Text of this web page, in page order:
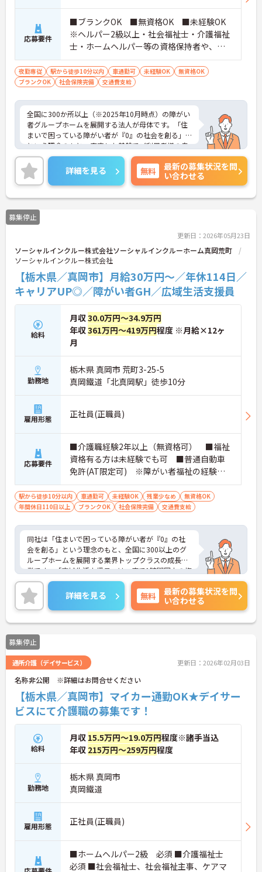
応募要件
■ブランクOK ■無資格OK ■未経験OK
※ヘルパー2級以上・社会福祉士・介護福祉
士・ホームヘルパー等の資格保持者や、福
祉系業務経験者、障害者支援施設経験者、
生活支援員、障害者支援員、就労支援員、
生活相談員等の経験歓迎
夜勤専従 駅から徒歩10分以内 車通勤可 未経験OK
無資格OK
ブランクOK
社会保険完備 交通費支給
全国に300か所以上（※2025年10月時点）の障がい
者グループホームを展開する法人が母体です。「住
まいで困っている障がい者が『0』の社会を創る」
という理念のもと、安定した基盤でご利用者様の自
立を支援しています。週1日からの勤務が可能で、W
ワークや扶養内での勤務も歓迎しており、ご自身の
ペースで働けます。20代から60代まで幅広い世代が
活躍中で、未経験や無資格の方でも安心してスター
トできるよう、先輩スタッフが丁寧にサポートしま
す。昇給の機会は年2回あり、頑張りが評価される環
境です。正社員登用制度や産休・育休制度も整って
られます。介護に挑戦したい方や、空いた時間を有
効活用したい方におすすめです。ご興味のある方は
詳細等をお伝えしますので、お気軽にお問い合わせ
ください。
詳細を見る 無料
最新の募集状況を問
い合わせる
募集停止
更新日：2026年05月23日
ソーシャルインクルー株式会社ソーシャルインクルーホーム真岡荒町
ソーシャルインクルー株式会社
【栃木県／真岡市】月給30万円～／年休114日／
キャリアUP◎／障がい者GH／広域生活支援員
給料
月収30.0万円～34.9万円
年収361万円～419万円程度 ※月給×12ヶ
月
勤務地
栃木県 真岡市 荒町3-25-5
真岡鐵道「北真岡駅」徒歩10分
雇用形態 正社員(正職員)
応募要件
■介護職経験2年以上（無資格可） ■福祉
資格有る方は未経験でも可 ■普通自動車
免許(AT限定可) ※障がい者福祉の経験は
不問です。※実務経験2年以上の方、障がい
者福祉に関する経験をお持ちの方大歓迎
駅から徒歩10分以内 車通勤可 未経験OK 残業少なめ
無資格OK
年間休日110日以上
ブランクOK 社会保険完備 交通費支給
同社は「住まいで困っている障がい者が『0』の社
会を創る」という理念のもと、全国に300以上のグ
ループホームを展開する業界トップクラスの成長企
業です。「広域生活支援員」は、車で1時間圏内の複
数施設を横断的に担当し、現場支援とパートスタッ
フのサポートを行うハイクラスなポジションです。
最新設備とバリアフリーが完備され、スタッフの身
体的負担が少なく、広域手当5万円が付与されるこ
とで高い給与水準を実現しています。年間休日114
日の確保や、献立・レシピの完全標準化による業務
効率化など、ワークライフバランスを保ちながら定
年70歳まで長期的に活躍できる制度が盤石に整って
います。複数施設を経験することで培われるマネジ
メント視点は、将来的なエリアマネージャーへのキ
ャリアアップにも直結しており、最新の環境で専門
性を発揮したいプロフェッショナルの方にお勧めで
す。
・広域支援員として複数のホームを巡るため、各ホ
ームのパートスタッフの教育やサポートにも携わる
ネージャー候補としてのステップアップに直結しま
す。
・定年70歳、再雇用75歳までという業界屈指の制度
があり、20代から60代まで幅広い年代が活躍してい
ます。年間休日も114日確保されているため、無理
・全施設がバリアフリー設計かつ最新設備を備えて
おり、清潔感にあふれた美しい環境です。ハード面
に加え、ソフト面でも「献立の事前決定・レシピ完
詳細を見る 無料
最新の募集状況を問
い合わせる
募集停止
通所介護（デイサービス） 更新日：2026年02月03日
名称非公開 ※詳細はお問合せください
【栃木県／真岡市】マイカー通勤OK★デイサー
ビスにて介護職の募集です！
給料
月収 15.5万円～19.0万円程度※諸手当込
年収 215万円～259万円程度
勤務地
栃木県 真岡市
真岡鐵道
雇用形態 正社員(正職員)
■ホームヘルパー2級 必須 ■介護福祉士
必須 ■社会福祉士、社会福祉主事、ケアマ